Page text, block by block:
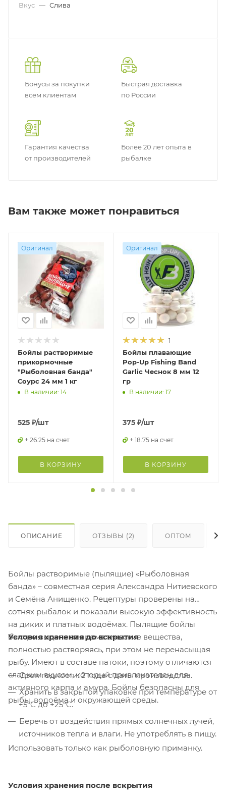
Вкус — Слива
Бонусы за покупки
всем клиентам
Быстрая доставка
по России
Гарантия качества
от производителей
Более 20 лет опыта в
рыбалке
Вам также может понравиться
Оригинал
Бойлы растворимые
прикормочные
"Рыболовная банда"
Соурс 24 мм 1 кг
В наличии: 14
525 ₽/шт
+ 26.25 на счет
В КОРЗИНУ
Оригинал
1
Бойлы плавающие
Pop-Up Fishing Band
Garlic Чеснок 8 мм 12
гр
В наличии: 17
375 ₽/шт
+ 18.75 на счет
В КОРЗИНУ
ОПИСАНИЕ ОТЗЫВЫ (2) ОПТОМ
Бойлы растворимые (пылящие) «Рыболовная
банда» – совместная серия Александра Нитиевского
и Семёна Анищенко. Рецептуры проверены на
сотнях рыбалок и показали высокую эффективность
на диких и платных водоёмах. Пылящие бойлы
быстро выделяют ароматические вещества,
полностью растворяясь, при этом не перенасыщая
рыбу. Имеют в составе патоки, поэтому отличаются
сладким вкусом, который привлекателен для
активного карпа и амура. Бойлы безопасны для
рыбы, водоёма и окружающей среды.
Условия хранения до вскрытия
Срок годности: 2 года с даты производства.
Хранить в закрытой упаковке при температуре от
+5°C до +25°C.
Беречь от воздействия прямых солнечных лучей,
источников тепла и влаги. Не употреблять в пищу.
Использовать только как рыболовную приманку.
Условия хранения после вскрытия